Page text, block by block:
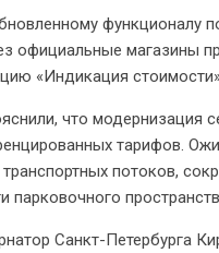
функционалу
официальные магазины
«Индикация
что модернизация
тарифов.
потоков,
парковочного
Санкт-Петербурга